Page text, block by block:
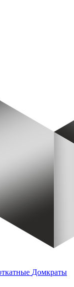
Домкраты